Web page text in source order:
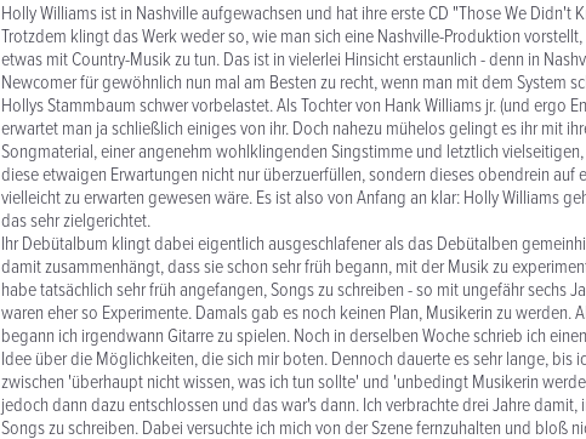
Holly Williams ist in Nashville aufgewachsen und hat ihre erste CD "Those We Didn't
Trotzdem klingt das Werk weder so, wie man sich eine Nashville-Produktion
etwas mit Country-Musik zu tun. Das ist in vielerlei Hinsicht erstaunlich - denn in
Newcomer für gewöhnlich nun mal am Besten zu recht, wenn man mit dem System
Hollys Stammbaum schwer vorbelastet. Als Tochter von Hank Williams jr. (und ergo
erwartet man ja schließlich einiges von ihr. Doch nahezu mühelos gelingt es ihr mit
Songmaterial, einer angenehm wohlklingenden Singstimme und letztlich
diese etwaigen Erwartungen nicht nur überzuerfüllen, sondern dieses obendrein auf
vielleicht zu erwarten gewesen wäre. Es ist also von Anfang an klar: Holly Williams
das sehr zielgerichtet.
Ihr Debütalbum klingt dabei eigentlich ausgeschlafener als das Debütalben
damit zusammenhängt, dass sie schon sehr früh begann, mit der Musik zu
habe tatsächlich sehr früh angefangen, Songs zu schreiben - so mit ungefähr sechs
waren eher so Experimente. Damals gab es noch keinen Plan, Musikerin zu werden.
begann ich irgendwann Gitarre zu spielen. Noch in derselben Woche schrieb ich
Idee über die Möglichkeiten, die sich mir boten. Dennoch dauerte es sehr lange, bis
zwischen 'überhaupt nicht wissen, was ich tun sollte' und 'unbedingt Musikerin
jedoch dann dazu entschlossen und das war's dann. Ich verbrachte drei Jahre damit,
Songs zu schreiben. Dabei versuchte ich mich von der Szene fernzuhalten und bloß